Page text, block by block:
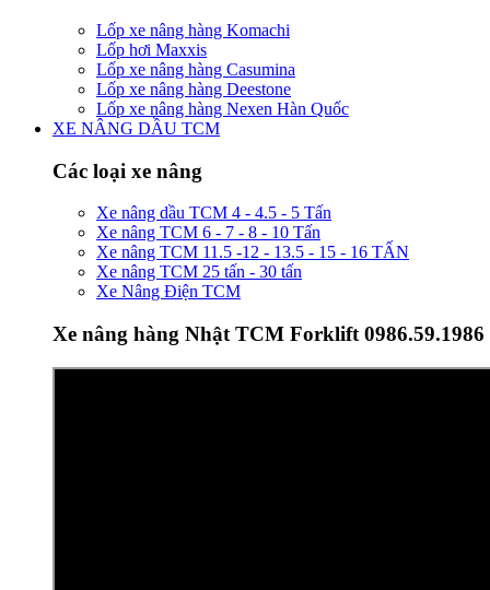
Lốp xe nâng hàng Komachi
Lốp hơi Maxxis
Lốp xe nâng hàng Casumina
Lốp xe nâng hàng Deestone
Lốp xe nâng hàng Nexen Hàn Quốc
XE NÂNG DẦU TCM
Các loại xe nâng
Xe nâng dầu TCM 4 - 4.5 - 5 Tấn
Xe nâng TCM 6 - 7 - 8 - 10 Tấn
Xe nâng TCM 11.5 -12 - 13.5 - 15 - 16 TẤN
Xe nâng TCM 25 tấn - 30 tấn
Xe Nâng Điện TCM
Xe nâng hàng Nhật TCM Forklift 0986.59.1986